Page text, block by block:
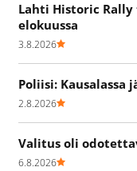
Lahti Historic
elokuussa
3.8.2026
Poliisi:
2.8.2026
Valitus oli
6.8.2026